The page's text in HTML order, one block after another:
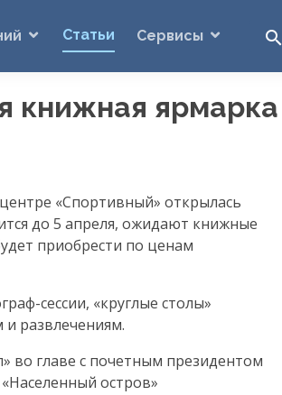
Статьи Сервисы search
книжная ярмарка
«Спортивный» открылась
до 5 апреля, ожидают книжные
приобрести по ценам
сессии, «круглые столы»
и развлечениям.
во главе с почетным президентом
остров»